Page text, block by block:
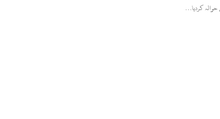
حوالہ کردیا…